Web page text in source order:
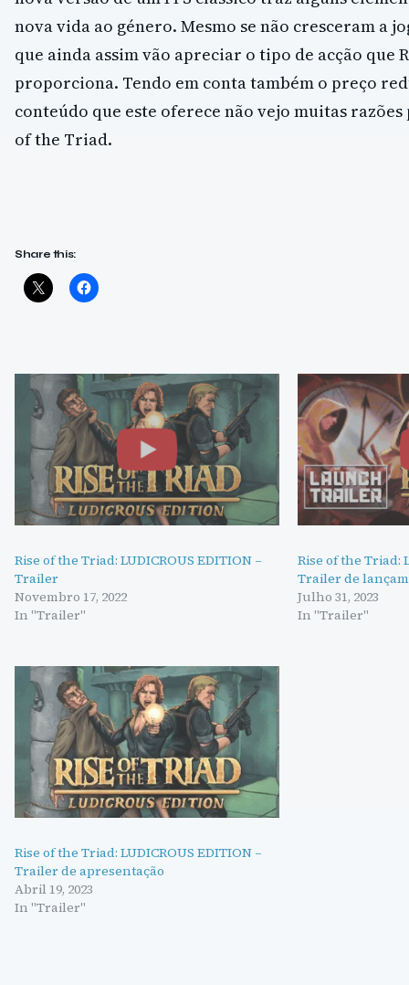
nova vida ao género. Mesmo se não cresceram a
que ainda assim vão apreciar o tipo de acção que
proporciona. Tendo em conta também o preço
conteúdo que este oferece não vejo muitas
of the Triad.
Share this:
Rise of the Triad: LUDICROUS EDITION –
Trailer
Novembro 17, 2022
In "Trailer"
Rise of the Triad:
Trailer de
Julho 31, 2023
In "Trailer"
Rise of the Triad: LUDICROUS EDITION –
Trailer de apresentação
Abril 19, 2023
In "Trailer"